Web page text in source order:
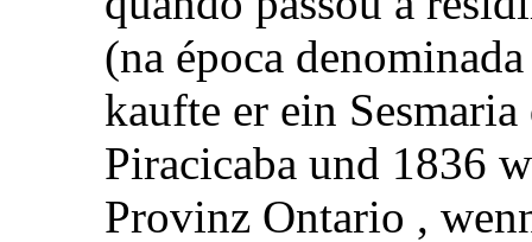
(na época
kaufte er ein
Piracicaba und 1836
Provinz Ontario ,